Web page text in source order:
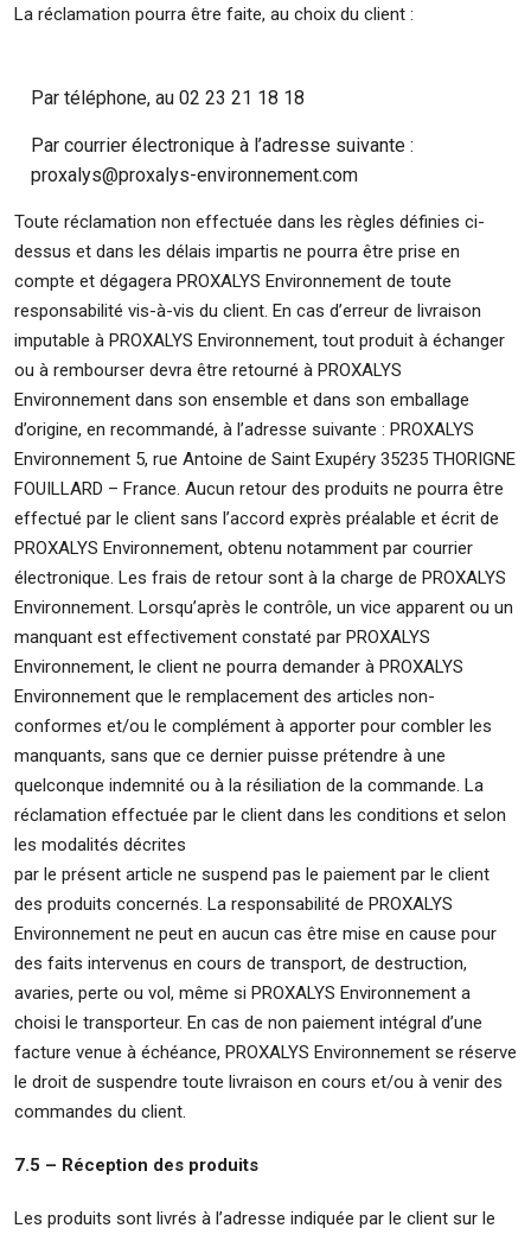
La réclamation pourra être faite, au choix du client :
Par téléphone, au 02 23 21 18 18
Par courrier électronique à l’adresse suivante :
proxalys@proxalys-environnement.com
Toute réclamation non effectuée dans les règles définies ci-
dessus et dans les délais impartis ne pourra être prise en
compte et dégagera PROXALYS Environnement de toute
responsabilité vis-à-vis du client. En cas d’erreur de livraison
imputable à PROXALYS Environnement, tout produit à échanger
ou à rembourser devra être retourné à PROXALYS
Environnement dans son ensemble et dans son emballage
d’origine, en recommandé, à l’adresse suivante : PROXALYS
Environnement 5, rue Antoine de Saint Exupéry 35235 THORIGNE
FOUILLARD – France. Aucun retour des produits ne pourra être
effectué par le client sans l’accord exprès préalable et écrit de
PROXALYS Environnement, obtenu notamment par courrier
électronique. Les frais de retour sont à la charge de PROXALYS
Environnement. Lorsqu’après le contrôle, un vice apparent ou un
manquant est effectivement constaté par PROXALYS
Environnement, le client ne pourra demander à PROXALYS
Environnement que le remplacement des articles non-
conformes et/ou le complément à apporter pour combler les
manquants, sans que ce dernier puisse prétendre à une
quelconque indemnité ou à la résiliation de la commande. La
réclamation effectuée par le client dans les conditions et selon
les modalités décrites
par le présent article ne suspend pas le paiement par le client
des produits concernés. La responsabilité de PROXALYS
Environnement ne peut en aucun cas être mise en cause pour
des faits intervenus en cours de transport, de destruction,
avaries, perte ou vol, même si PROXALYS Environnement a
choisi le transporteur. En cas de non paiement intégral d’une
facture venue à échéance, PROXALYS Environnement se réserve
le droit de suspendre toute livraison en cours et/ou à venir des
commandes du client.
7.5 – Réception des produits
Les produits sont livrés à l’adresse indiquée par le client sur le